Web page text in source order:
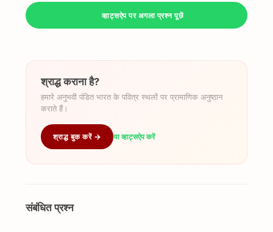
व्हाट्सऐप पर अगला प्रश्न पूछें
श्राद्ध कराना है?
हमारे अनुभवी पंडित भारत के पवित्र स्थलों पर प्रामाणिक अनुष्ठान
कराते हैं।
श्राद्ध बुक करें → या व्हाट्सऐप करें
संबंधित प्रश्न